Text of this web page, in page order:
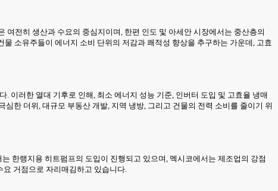
전히 생산과 수요의 중심지이며, 한편 인도 및 아세안 시장에서는 중산층의
소유주들이 에너지 소비 단위의 저감과 쾌적성 향상을 추구하는 가운데, 고효
이러한 열대 기후로 인해, 최소 에너지 성능 기준, 인버터 도입 및 고효율 냉매
한 더위, 대규모 부동산 개발, 지역 냉방, 그리고 건물의 전력 소비를 줄이기 위
한랭지용 히트펌프의 도입이 진행되고 있으며, 멕시코에서는 제조업의 강점
거점으로 자리매김하고 있습니다.